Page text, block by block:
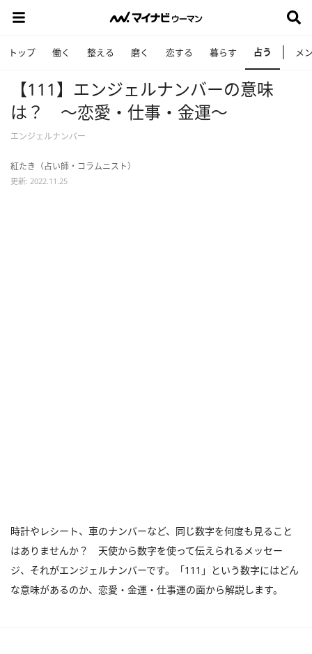
トップ 働く 整える 磨く 恋する 暮らす 占う メ
【111】エンジェルナンバーの意味
は？ ～恋愛・仕事・金運～
エンジェルナンバー
紅たき（占い師・コラムニスト）
更新: 2022.11.25
時計やレシート、車のナンバーなど、同じ数字を何度も見ること
はありませんか？ 天使から数字を使って伝えられるメッセー
ジ、それがエンジェルナンバーです。「111」という数字にはどん
な意味があるのか、恋愛・金運・仕事運の面から解説します。